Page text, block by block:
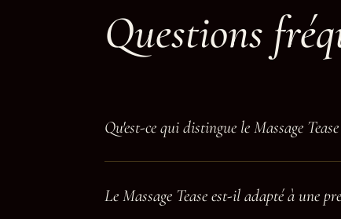
Questions
Qu'est-ce qui distingue le Massage
Le Massage Tease est-il adapté à une